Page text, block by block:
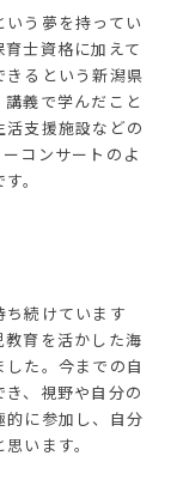
う夢を持ってい
士資格に加えて
るという新潟県
義で学んだこと
支援施設などの
コンサートのよ
。
続けています
育を活かした海
た。今までの自
、視野や自分の
に参加し、自分
います。